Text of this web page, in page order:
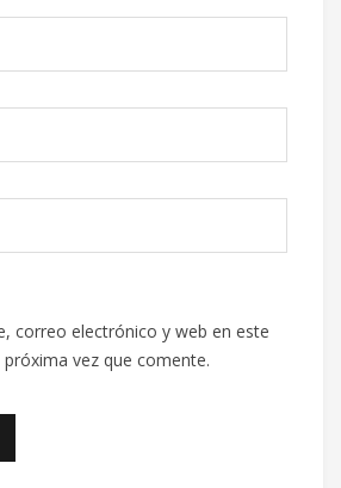
correo electrónico y web en este
vez que comente.